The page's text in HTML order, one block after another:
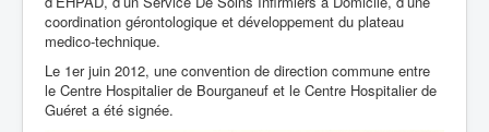
coordination gérontologique et développement du plateau
medico-technique.
Le 1er juin 2012, une convention de direction commune entre
le Centre Hospitalier de Bourganeuf et le Centre Hospitalier de
Guéret a été signée.